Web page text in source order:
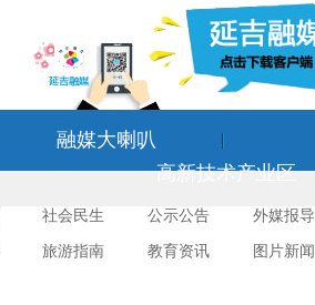
融媒大喇叭
高新技术产业区
社会民生 公示公告 外媒报导
旅游指南 教育资讯 图片新闻